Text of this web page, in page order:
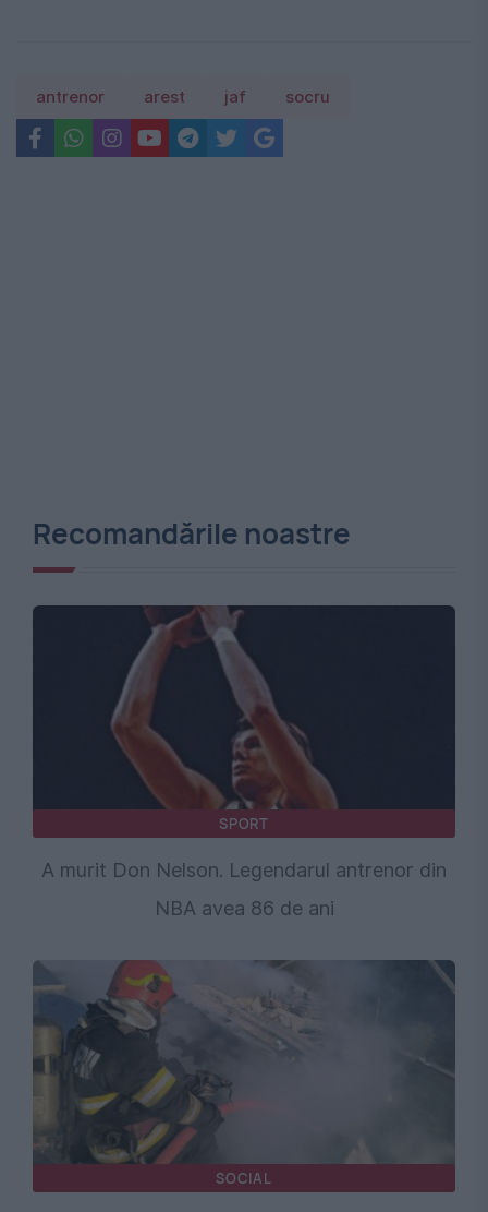
antrenor arest jaf socru
Recomandările noastre
SPORT
A murit Don Nelson. Legendarul antrenor din
NBA avea 86 de ani
SOCIAL